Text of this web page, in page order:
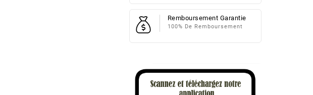
Remboursement Garantie
100% De Remboursement